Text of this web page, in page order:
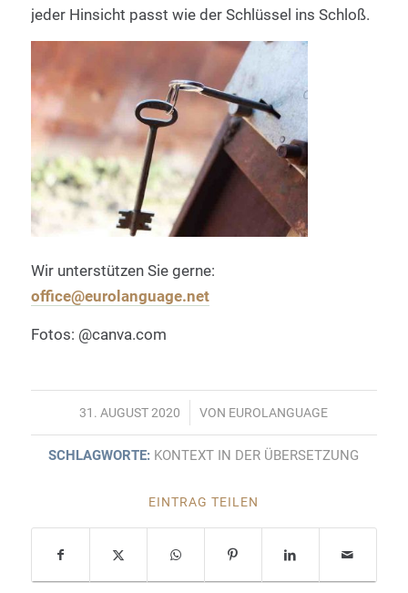
jeder Hinsicht passt wie der Schlüssel ins Schloß.
Wir unterstützen Sie gerne:
office@eurolanguage.net
Fotos: @canva.com
31. AUGUST 2020
/ VON EUROLANGUAGE
SCHLAGWORTE: KONTEXT IN DER ÜBERSETZUNG
EINTRAG TEILEN